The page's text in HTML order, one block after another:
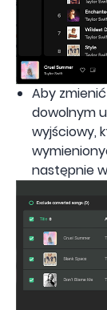
Aby
dowolnym
wyjściowy,
następnie